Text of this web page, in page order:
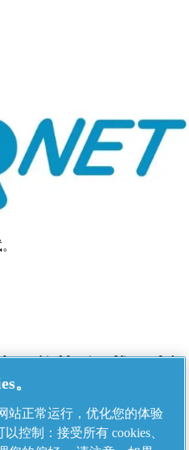
Maggiore, Vicenza Italy
。
站正常运行，优化您的体验
控制：接受所有 cookies、